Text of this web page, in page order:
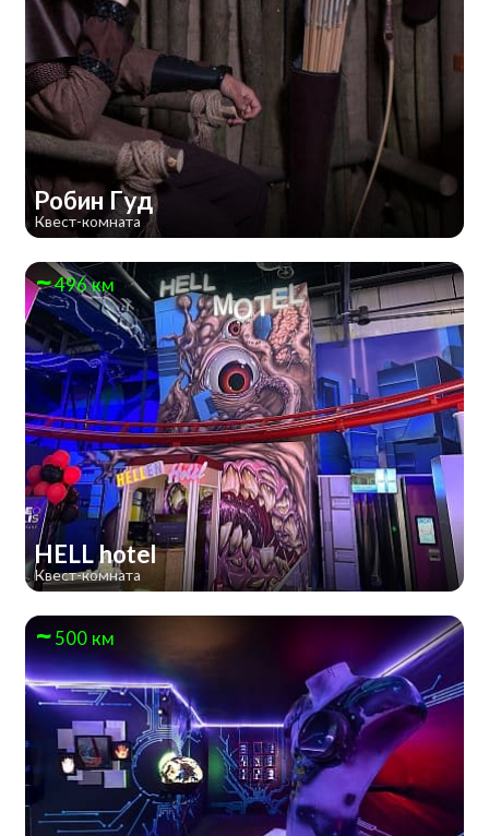
Робин Гуд
Квест-комната
496 км
HELL hotel
Квест-комната
500 км